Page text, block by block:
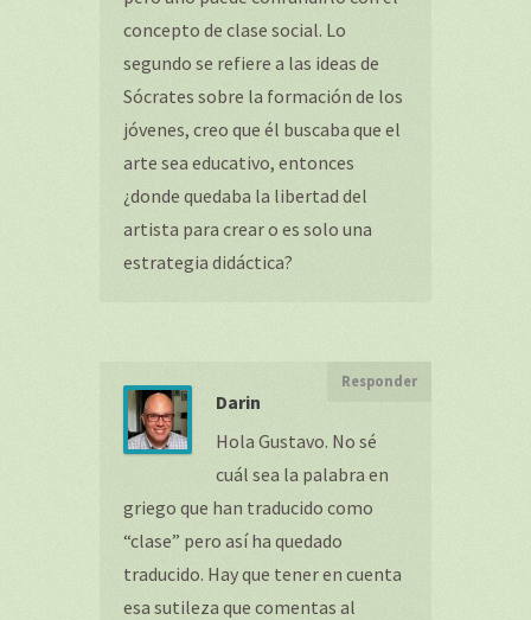
concepto de clase social. Lo
segundo se refiere a las ideas de
Sócrates sobre la formación de los
jóvenes, creo que él buscaba que el
arte sea educativo, entonces
¿donde quedaba la libertad del
artista para crear o es solo una
estrategia didáctica?
Darin
Responder
Hola Gustavo. No sé
cuál sea la palabra en
griego que han traducido como
“clase” pero así ha quedado
traducido. Hay que tener en cuenta
esa sutileza que comentas al